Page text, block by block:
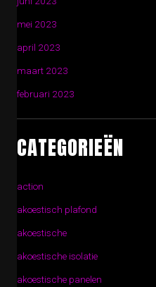
mei 2023
april 2023
maart 2023
februari 2023
CATEGORIEËN
action
akoestisch plafond
akoestische
akoestische isolatie
akoestische panelen